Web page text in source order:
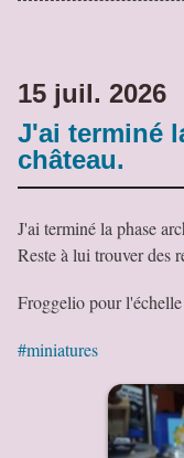
15 juil. 2026
J'ai terminé
château.
J'ai terminé la phase
Reste à lui trouver des
Froggelio pour l'échelle
#miniatures